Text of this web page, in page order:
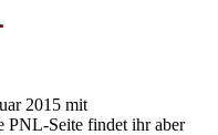
2015 mit
PNL-Seite findet ihr aber